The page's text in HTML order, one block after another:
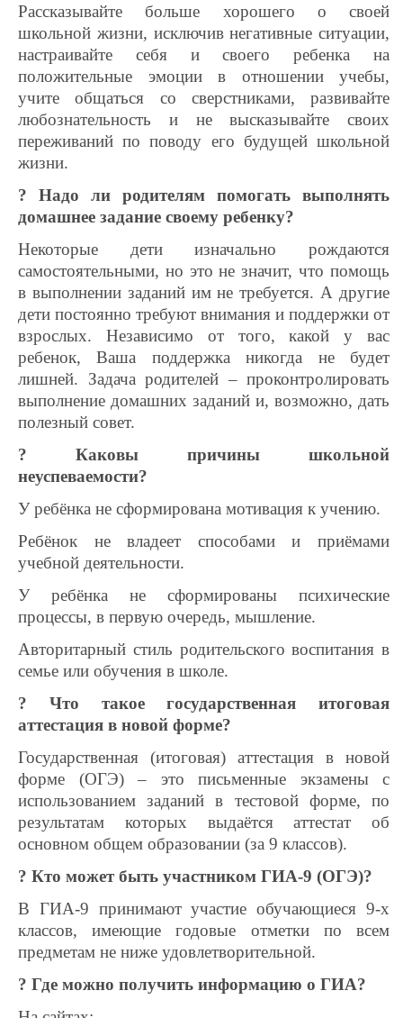
Рассказывайте больше хорошего о своей
школьной жизни, исключив негативные ситуации,
настраивайте себя и своего ребенка на
положительные эмоции в отношении учебы,
учите общаться со сверстниками, развивайте
любознательность и не высказывайте своих
переживаний по поводу его будущей школьной
жизни.
? Надо ли родителям помогать выполнять
домашнее задание своему ребенку?
Некоторые дети изначально рождаются
самостоятельными, но это не значит, что помощь
в выполнении заданий им не требуется. А другие
дети постоянно требуют внимания и поддержки от
взрослых. Независимо от того, какой у вас
ребенок, Ваша поддержка никогда не будет
лишней. Задача родителей – проконтролировать
выполнение домашних заданий и, возможно, дать
полезный совет.
? Каковы причины школьной
неуспеваемости?
У ребёнка не сформирована мотивация к учению.
Ребёнок не владеет способами и приёмами
учебной деятельности.
У ребёнка не сформированы психические
процессы, в первую очередь, мышление.
Авторитарный стиль родительского воспитания в
семье или обучения в школе.
? Что такое государственная итоговая
аттестация в новой форме?
Государственная (итоговая) аттестация в новой
форме (ОГЭ) – это письменные экзамены с
использованием заданий в тестовой форме, по
результатам которых выдаётся аттестат об
основном общем образовании (за 9 классов).
? Кто может быть участником ГИА-9 (ОГЭ)?
В ГИА-9 принимают участие обучающиеся 9-х
классов, имеющие годовые отметки по всем
предметам не ниже удовлетворительной.
? Где можно получить информацию о ГИА?